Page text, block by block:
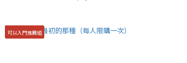
可以入門推薦組